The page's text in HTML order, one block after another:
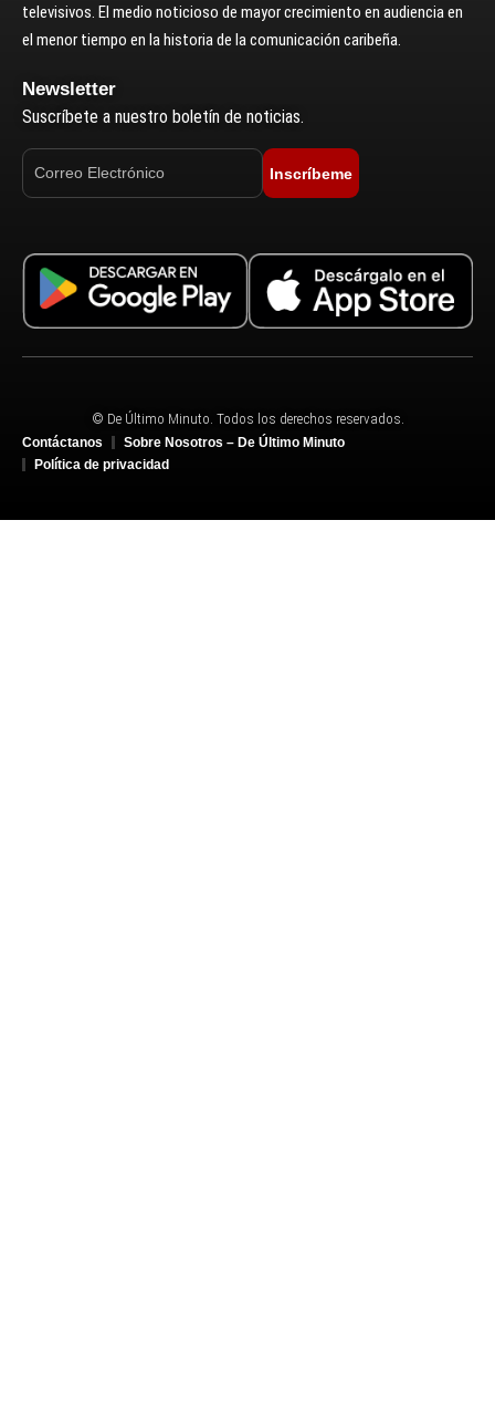
televisivos. El medio noticioso de mayor crecimiento en audiencia en
el menor tiempo en la historia de la comunicación caribeña.
Newsletter
Suscríbete a nuestro boletín de noticias.
Inscríbeme
© De Último Minuto. Todos los derechos reservados.
Contáctanos
Sobre Nosotros – De Último Minuto
Política de privacidad